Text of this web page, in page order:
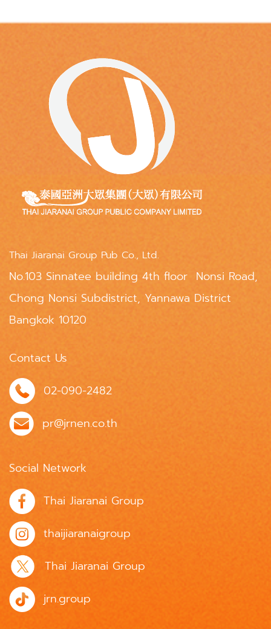
Thai Jiaranai Group Pub Co., Ltd.
No.103 Sinnatee building 4th floor Nonsi Road,
Chong Nonsi Subdistrict, Yannawa District
Bangkok 10120
Contact Us
02-090-2482
pr@jrnen.co.th
Social Network
Thai Jiaranai Group
thaijiaranaigroup
Thai Jiaranai Group
jrn.group